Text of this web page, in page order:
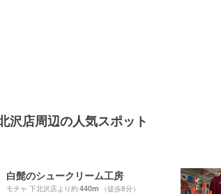
沢店周辺の人気スポット
白髭のシュークリーム工房
モチャ 下北沢店より約440m （徒歩8分）